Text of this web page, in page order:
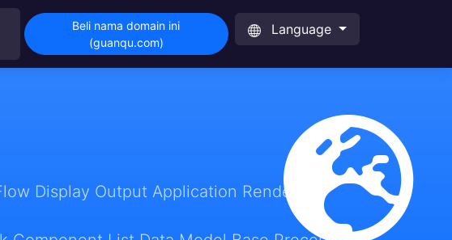
Beli nama domain ini
(guanqu.com)
Language
Display Output Application Render